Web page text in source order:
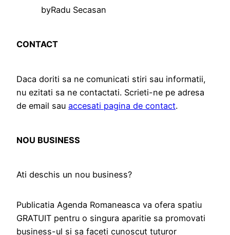
byRadu Secasan
CONTACT
Daca doriti sa ne comunicati stiri sau informatii,
nu ezitati sa ne contactati. Scrieti-ne pe adresa
de email sau accesati pagina de contact.
NOU BUSINESS
Ati deschis un nou business?
Publicatia Agenda Romaneasca va ofera spatiu
GRATUIT pentru o singura aparitie sa promovati
business-ul si sa faceti cunoscut tuturor